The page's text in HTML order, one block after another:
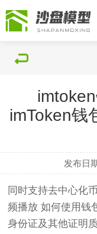
imToken钱
发布日
同时支持去中心化
频播放 如何使用钱
身份证及其他证明